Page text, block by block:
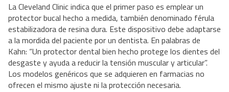
La Cleveland Clinic indica que el primer paso es emplear un
protector bucal hecho a medida, también denominado férula
estabilizadora de resina dura. Este dispositivo debe adaptarse
a la mordida del paciente por un dentista. En palabras de
Kahn: “Un protector dental bien hecho protege los dientes del
desgaste y ayuda a reducir la tensión muscular y articular”.
Los modelos genéricos que se adquieren en farmacias no
ofrecen el mismo ajuste ni la protección necesaria.